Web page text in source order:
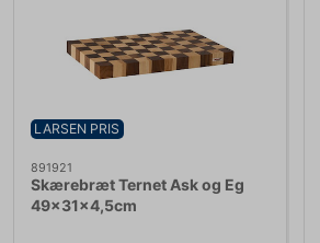
LARSEN PRIS
891921
Skærebræt Ternet Ask og Eg
49x31x4,5cm